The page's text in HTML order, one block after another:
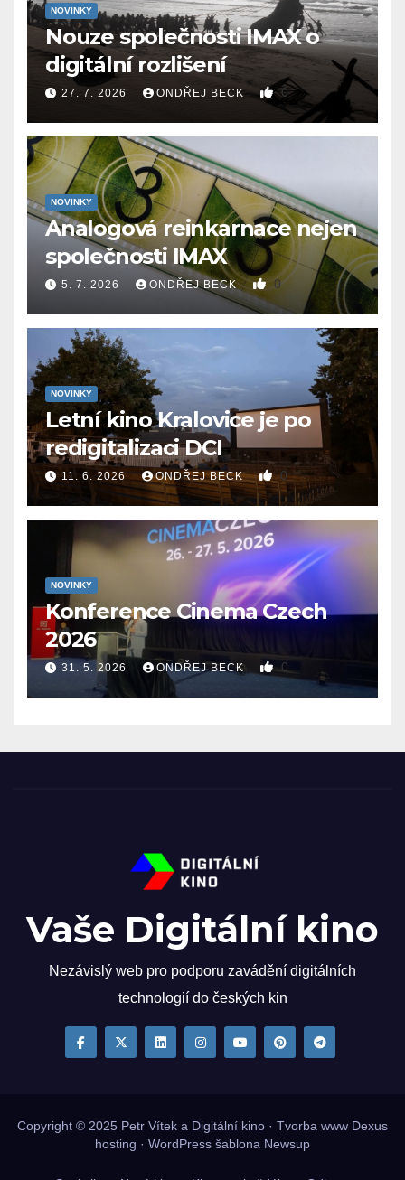
NOVINKY
Nouze společnosti IMAX o
digitální rozlišení
27. 7. 2026 ONDŘEJ BECK 0
NOVINKY
Analogová reinkarnace nejen
společnosti IMAX
5. 7. 2026 ONDŘEJ BECK 0
NOVINKY
Letní kino Kralovice je po
redigitalizaci DCI
11. 6. 2026 ONDŘEJ BECK 0
NOVINKY
Konference Cinema Czech
2026
31. 5. 2026 ONDŘEJ BECK 0
Vaše Digitální kino
Nezávislý web pro podporu zavádění digitálních
technologií do českých kin
Copyright © 2025 Petr Vítek a Digitální kino · Tvorba www Dexus
hosting · WordPress šablona Newsup